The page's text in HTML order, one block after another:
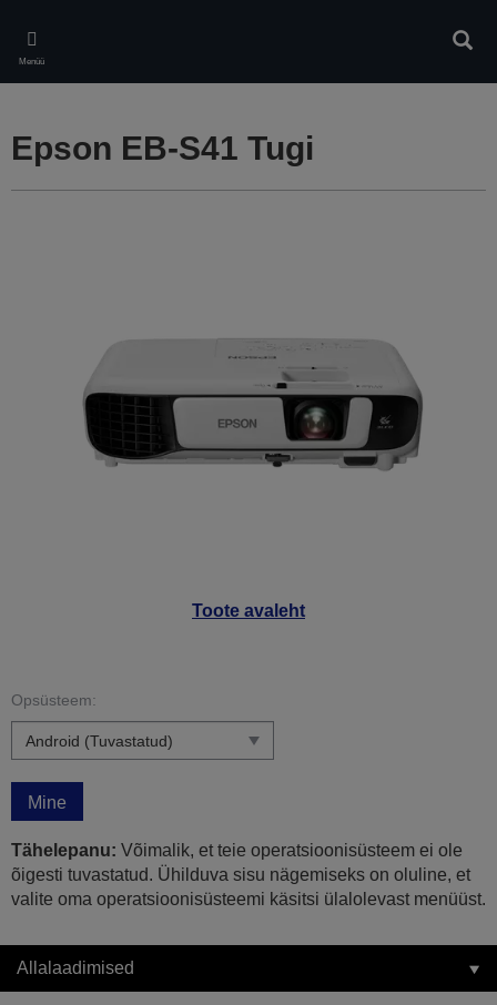
main
content
Menüü
Toote avaleht
Epson EB-S41 Tugi
Opsüsteem:
Mine
Tähelepanu: Võimalik, et teie operatsioonisüsteem ei ole
õigesti tuvastatud. Ühilduva sisu nägemiseks on oluline, et
valite oma operatsioonisüsteemi käsitsi ülalolevast menüüst.
Allalaadimised